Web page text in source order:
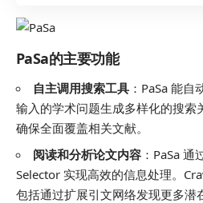
PaSa的主要功能
自主调用搜索工具 ：PaSa 能
输入的学术问题生成多样化的搜索
确保全面覆盖相关文献。
阅读和分析论文内容 ：PaSa
Selector 实现高效的信息处理。
包括通过扩展引文网络发现更多潜